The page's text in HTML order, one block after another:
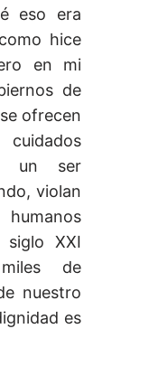
eso era
hice
en mi
de
ofrecen
un ser
violan
siglo XXI
de
nuestro
es